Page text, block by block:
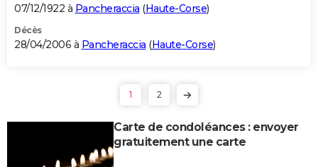
07/12/1922 à Pancheraccia (Haute-Corse)
Décès
28/04/2006 à Pancheraccia (Haute-Corse)
1 2
Carte de condoléances : envoyer
gratuitement une carte